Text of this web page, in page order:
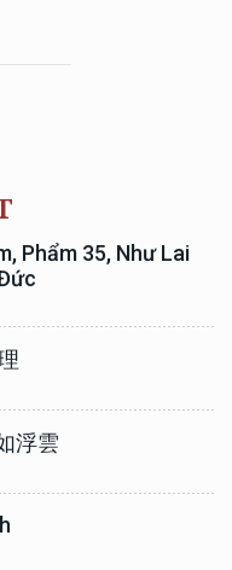
Phẩm 35, Như Lai
浮雲